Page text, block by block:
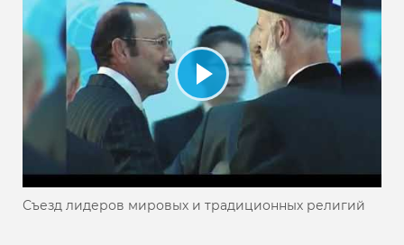
Съезд лидеров мировых и традиционных религий